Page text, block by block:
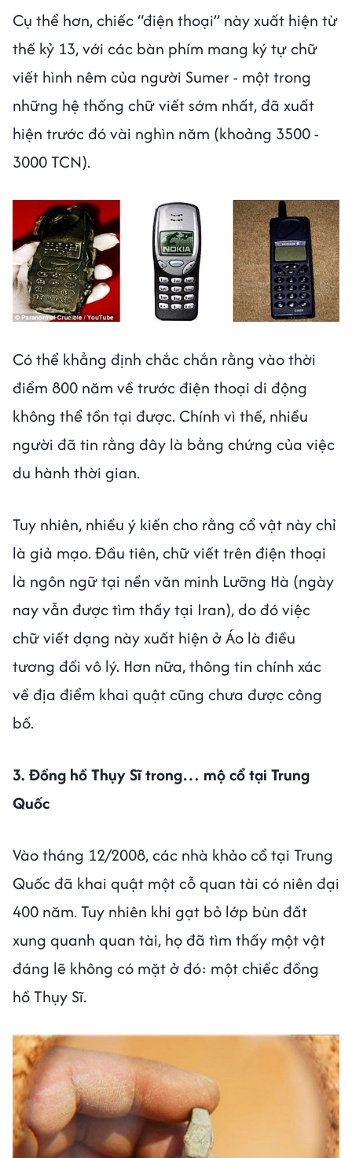
Cụ thể hơn, chiếc “điện thoại” này xuất hiện từ
thế kỷ 13, với các bàn phím mang ký tự chữ
viết hình nêm của người Sumer - một trong
những hệ thống chữ viết sớm nhất, đã xuất
hiện trước đó vài nghìn năm (khoảng 3500 -
3000 TCN).
Có thể khẳng định chắc chắn rằng vào thời
điểm 800 năm về trước điện thoại di động
không thể tồn tại được. Chính vì thế, nhiều
người đã tin rằng đây là bằng chứng của việc
du hành thời gian.
Tuy nhiên, nhiều ý kiến cho rằng cổ vật này chỉ
là giả mạo. Đầu tiên, chữ viết trên điện thoại
là ngôn ngữ tại nền văn minh Lưỡng Hà (ngày
nay vẫn được tìm thấy tại Iran), do đó việc
chữ viết dạng này xuất hiện ở Áo là điều
tương đối vô lý. Hơn nữa, thông tin chính xác
về địa điểm khai quật cũng chưa được công
bố.
3. Đồng hồ Thụy Sĩ trong… mộ cổ tại Trung
Quốc
Vào tháng 12/2008, các nhà khảo cổ tại Trung
Quốc đã khai quật một cỗ quan tài có niên đại
400 năm. Tuy nhiên khi gạt bỏ lớp bùn đất
xung quanh quan tài, họ đã tìm thấy một vật
đáng lẽ không có mặt ở đó: một chiếc đồng
hồ Thụy Sĩ.